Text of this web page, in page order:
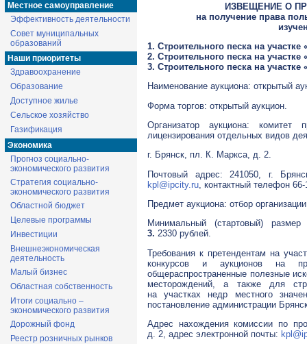
Местное самоуправление
Эффективность деятельности
Совет муниципальных
образований
Наши приоритеты
Здравоохранение
Образование
Доступное жилье
Сельское хозяйство
Газификация
Экономика
Прогноз социально-
экономического развития
Стратегия социально-
экономического развития
Областной бюджет
Целевые программы
Инвестиции
Внешнеэкономическая
деятельность
Малый бизнес
Областная собственность
Итоги социально –
экономического развития
Дорожный фонд
Реестр розничных рынков
ИЗВЕЩЕНИЕ О
на получение права
1. Строительного песка на
2. Строительного песка на
3. Строительного песка на
Наименование аукциона: открытый
Форма торгов: открытый аукцион.
Организатор аукциона:
лицензирования отдельных видов
г. Брянск, пл. К. Маркса, д. 2.
Почтовый адрес: 241050, г.
kpl@ipcity.ru , контактный телефон
Предмет аукциона: отбор
Минимальный (стартовый)
3. 2330 рублей.
Требования к претендентам на
конкурсов и аукционов на
общераспространенные полезные
месторождений, а также для
на участках недр местного
постановление администрации
Адрес нахождения комиссии по
д. 2, адрес электронной почты: